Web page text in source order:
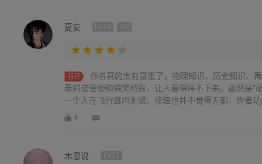
夏安
书评
作者真的太有意思了，物理知识、历史知识、
量的谐音梗和搞笑桥段，让人看得停不下来。虽然是“
一个人在飞行器内测试、修理也并不觉得无聊，作者
4
木恩说